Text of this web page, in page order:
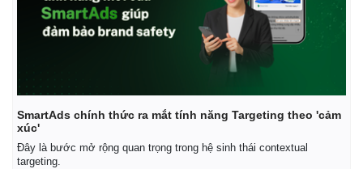
SmartAds chính thức ra mắt tính năng Targeting theo 'cảm
xúc'
Đây là bước mở rộng quan trọng trong hệ sinh thái contextual
targeting.